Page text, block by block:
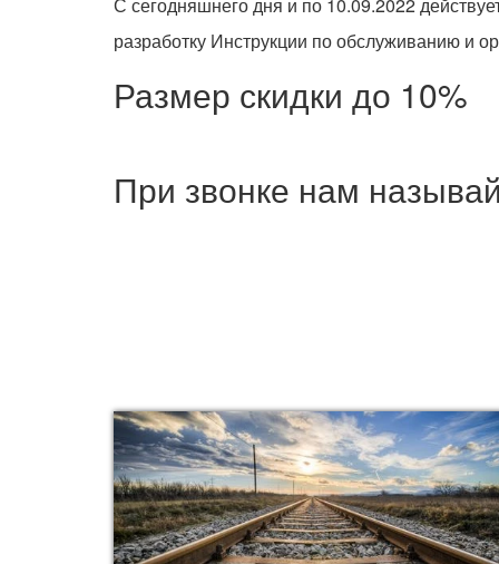
разработку Инструкции по обслуживанию и
Размер скидки до 10%
При звонке нам